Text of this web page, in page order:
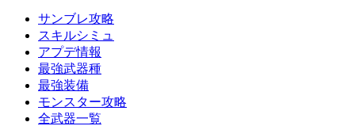
サンブレ攻略
スキルシミュ
アプデ情報
最強武器種
最強装備
モンスター攻略
全武器一覧